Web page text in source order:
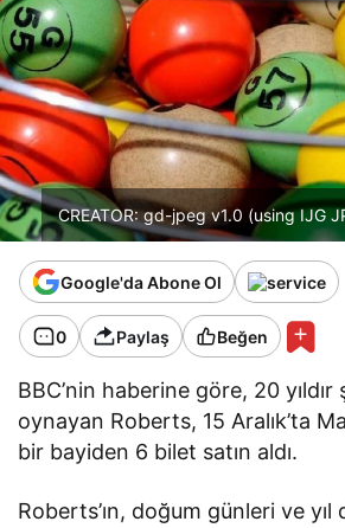
CREATOR: gd-jpeg v1.0 (using IJG
Google'da Abone Ol
0 Paylaş Beğen
BBC’nin haberine göre, 20 yıldır
oynayan Roberts, 15 Aralık’ta
bir bayiden 6 bilet satın aldı.
Roberts’ın, doğum günleri ve